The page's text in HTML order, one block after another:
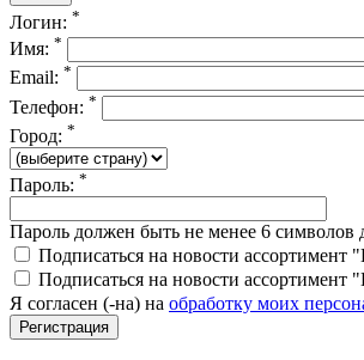
Логин: *
Имя: *
Email: *
Телефон: *
Город: *
Пароль: *
Пароль должен быть не менее 6 символов
Подписаться на новости
Подписаться на новости ассортимент
Я согласен (-на) на обработку моих